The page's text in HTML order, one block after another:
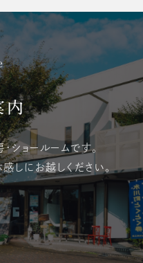
内
ショールームです。
しにお越しください。